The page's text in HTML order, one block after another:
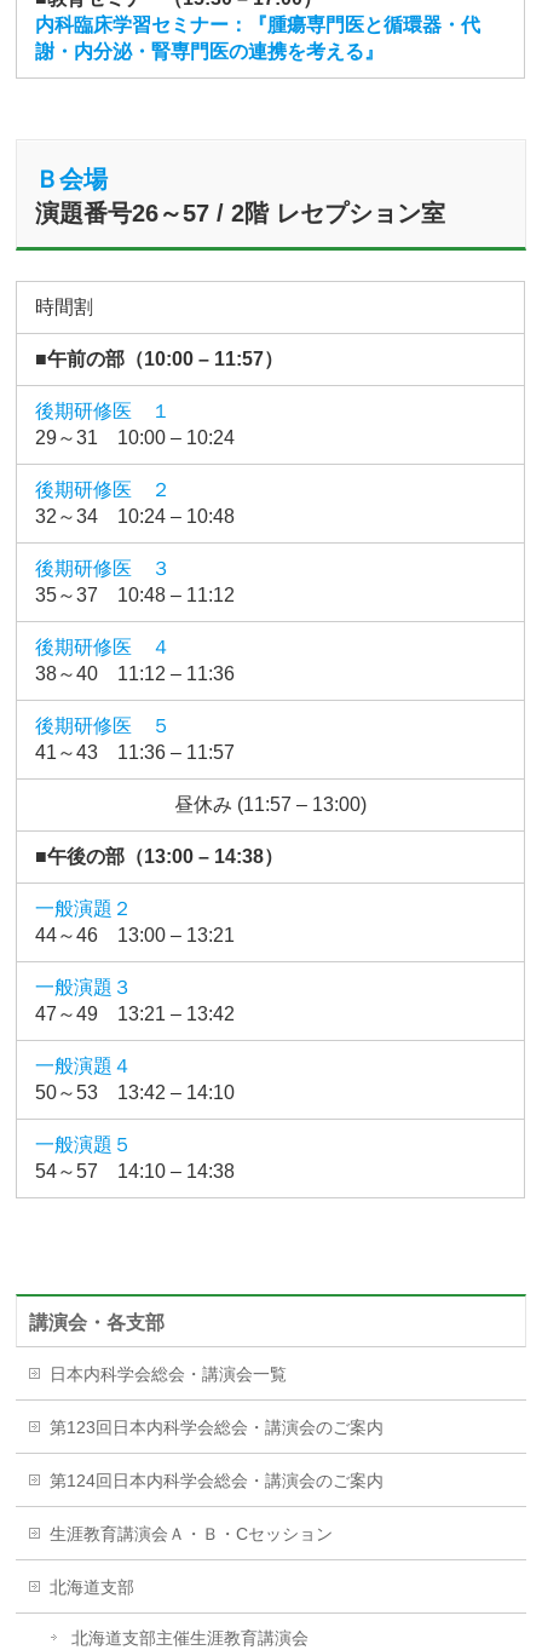
内科臨床学習セミナー：『腫瘍専門医と循環器・代
謝・内分泌・腎専門医の連携を考える』
Ｂ会場
演題番号26～57 / 2階 レセプション室
時間割
■午前の部（10:00 – 11:57）
後期研修医 １
29～31 10:00 – 10:24
後期研修医 ２
32～34 10:24 – 10:48
後期研修医 ３
35～37 10:48 – 11:12
後期研修医 ４
38～40 11:12 – 11:36
後期研修医 ５
41～43 11:36 – 11:57
昼休み (11:57 – 13:00)
■午後の部（13:00 – 14:38）
一般演題２
44～46 13:00 – 13:21
一般演題３
47～49 13:21 – 13:42
一般演題４
50～53 13:42 – 14:10
一般演題５
54～57 14:10 – 14:38
講演会・各支部
日本内科学会総会・講演会一覧
第123回日本内科学会総会・講演会のご案内
第124回日本内科学会総会・講演会のご案内
生涯教育講演会Ａ・Ｂ・Cセッション
北海道支部
北海道支部主催生涯教育講演会